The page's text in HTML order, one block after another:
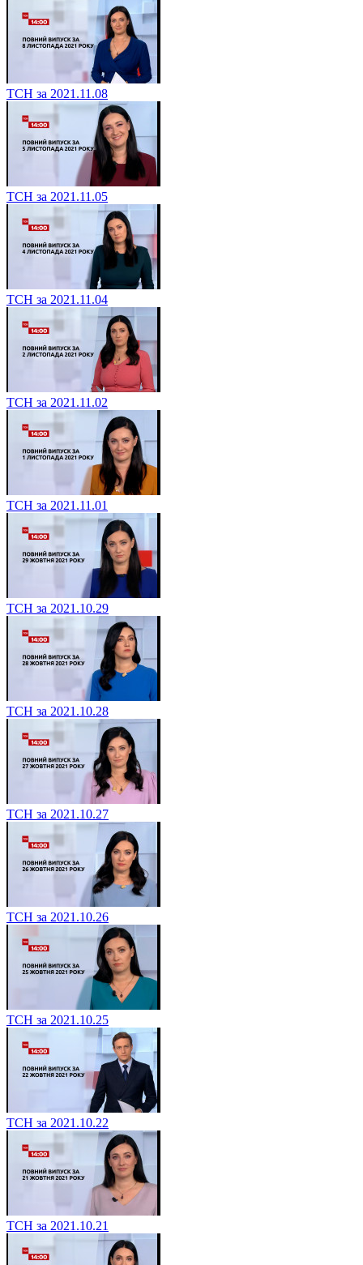
ТСН за 2021.11.08
ТСН за 2021.11.05
ТСН за 2021.11.04
ТСН за 2021.11.02
ТСН за 2021.11.01
ТСН за 2021.10.29
ТСН за 2021.10.28
ТСН за 2021.10.27
ТСН за 2021.10.26
ТСН за 2021.10.25
ТСН за 2021.10.22
ТСН за 2021.10.21